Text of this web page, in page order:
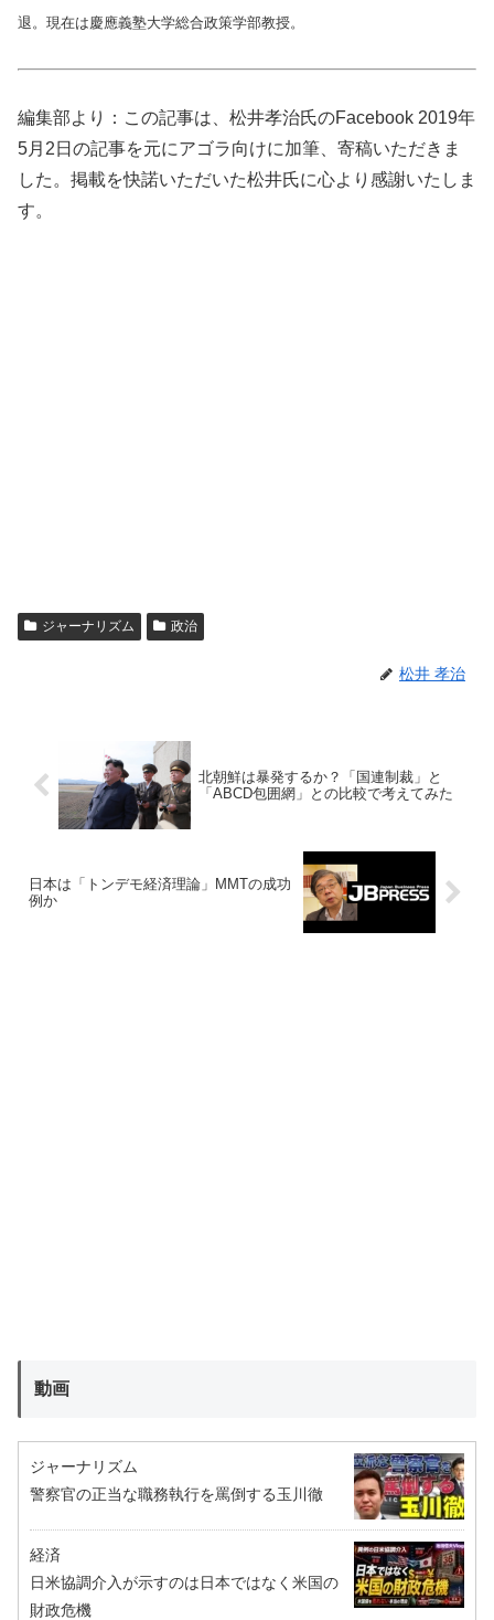
退。現在は慶應義塾大学総合政策学部教授。
編集部より：この記事は、松井孝治氏のFacebook 2019年
5月2日の記事を元にアゴラ向けに加筆、寄稿いただきま
した。掲載を快諾いただいた松井氏に心より感謝いたしま
す。
ジャーナリズム 政治
松井 孝治
北朝鮮は暴発するか？「国連制裁」と
「ABCD包囲網」との比較で考えてみた
日本は「トンデモ経済理論」MMTの成功
例か
動画
ジャーナリズム
警察官の正当な職務執行を罵倒する玉川徹
経済
日米協調介入が示すのは日本ではなく米国の
財政危機